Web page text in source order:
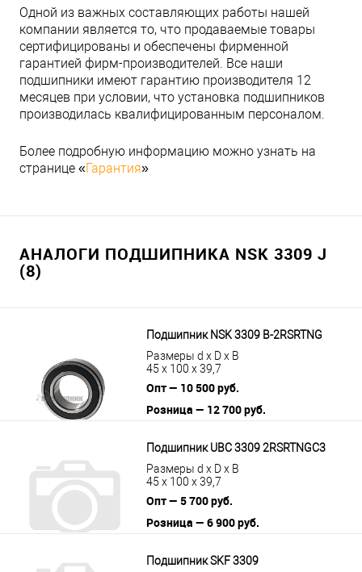
Одной из важных составляющих работы нашей
компании является то, что продаваемые товары
сертифицированы и обеспечены фирменной
гарантией фирм-производителей. Все наши
подшипники имеют гарантию производителя 12
месяцев при условии, что установка подшипников
производилась квалифицированным персоналом.
Более подробную информацию можно узнать на
странице «Гарантия»
АНАЛОГИ ПОДШИПНИКА NSK 3309 J
(8)
Подшипник NSK 3309 B-2RSRTNG
Размеры d x D x B
45 x 100 x 39,7
Опт — 10 500 руб.
Розница — 12 700 руб.
Подшипник UBC 3309 2RSRTNGC3
Размеры d x D x B
45 x 100 x 39,7
Опт — 5 700 руб.
Розница — 6 900 руб.
Подшипник SKF 3309